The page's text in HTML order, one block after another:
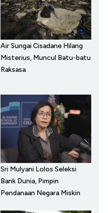
Air Sungai Cisadane Hilang
Misterius, Muncul Batu-batu
Raksasa
Sri Mulyani Lolos Seleksi
Bank Dunia, Pimpin
Pendanaan Negara Miskin